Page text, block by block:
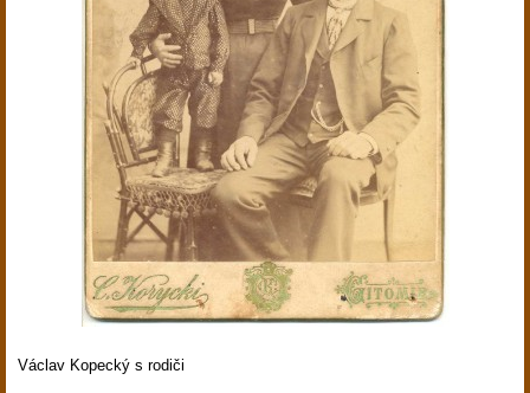
Václav Kopecký s rodiči